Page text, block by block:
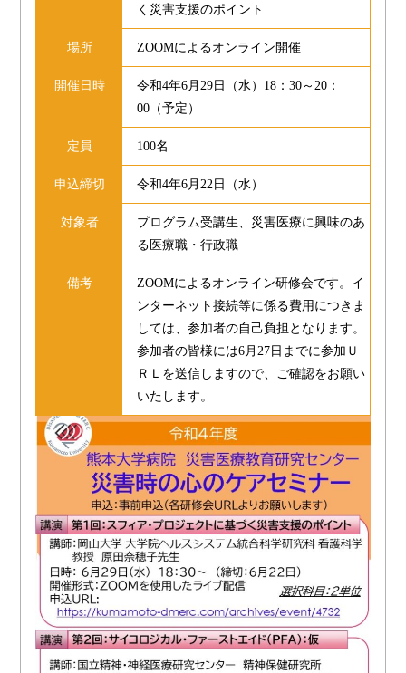
く災害支援のポイント
場所 ZOOMによるオンライン開催
開催日時
令和4年6月29日（水）18：30～20：
00（予定）
定員 100名
申込締切 令和4年6月22日（水）
対象者
プログラム受講生、災害医療に興味のあ
る医療職・行政職
備考
ZOOMによるオンライン研修会です。イ
ンターネット接続等に係る費用につきま
しては、参加者の自己負担となります。
参加者の皆様には6月27日までに参加Ｕ
ＲＬを送信しますので、ご確認をお願い
いたします。